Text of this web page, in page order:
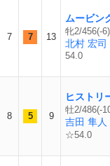
7 7 13
ムービン
牝2/456(-
北村 宏司
54.0
8 5 9
ヒストリ
牡2/486(-
吉田 隼人
☆54.0